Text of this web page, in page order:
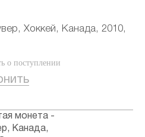
Хоккей, Канада, 2010,
о поступлении